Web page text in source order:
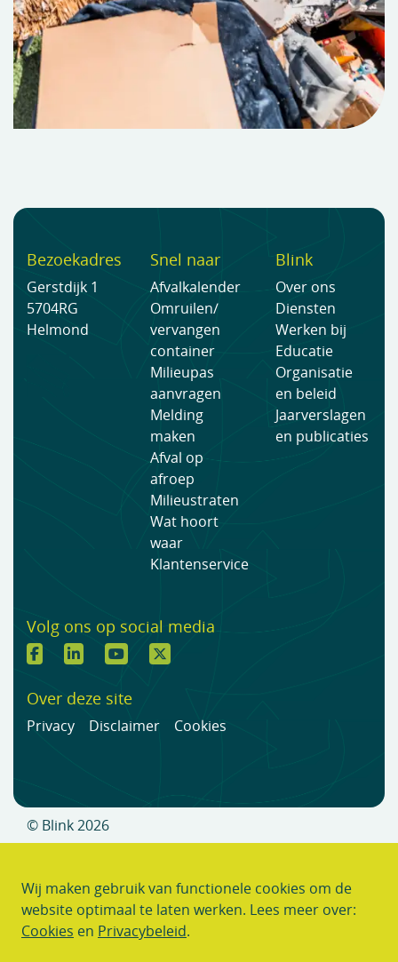
Wij maken gebruik van functionele cookies om de
website optimaal te laten werken. Lees meer over:
Cookies en Privacybeleid.
Bezoekadres
Gerstdijk 1
5704RG
Helmond
Snel naar
Afvalkalender
Omruilen/
vervangen
container
Milieupas
aanvragen
Melding
maken
Afval op
afroep
Milieustraten
Wat hoort
waar
Klantenservice
Blink
Over ons
Diensten
Werken bij
Educatie
Organisatie
en beleid
Jaarverslagen
en publicaties
Volg ons op social media
Over deze site
Privacy Disclaimer Cookies
© Blink 2026